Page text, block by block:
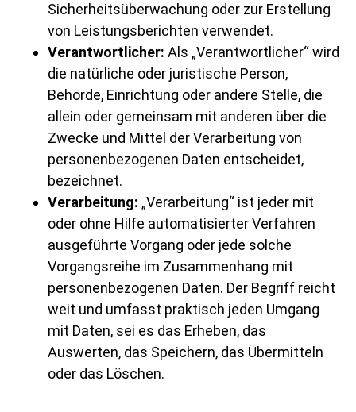
Sicherheitsüberwachung oder zur Erstellung
von Leistungsberichten verwendet.
Verantwortlicher: Als „Verantwortlicher“ wird
die natürliche oder juristische Person,
Behörde, Einrichtung oder andere Stelle, die
allein oder gemeinsam mit anderen über die
Zwecke und Mittel der Verarbeitung von
personenbezogenen Daten entscheidet,
bezeichnet.
Verarbeitung: „Verarbeitung“ ist jeder mit
oder ohne Hilfe automatisierter Verfahren
ausgeführte Vorgang oder jede solche
Vorgangsreihe im Zusammenhang mit
personenbezogenen Daten. Der Begriff reicht
weit und umfasst praktisch jeden Umgang
mit Daten, sei es das Erheben, das
Auswerten, das Speichern, das Übermitteln
oder das Löschen.